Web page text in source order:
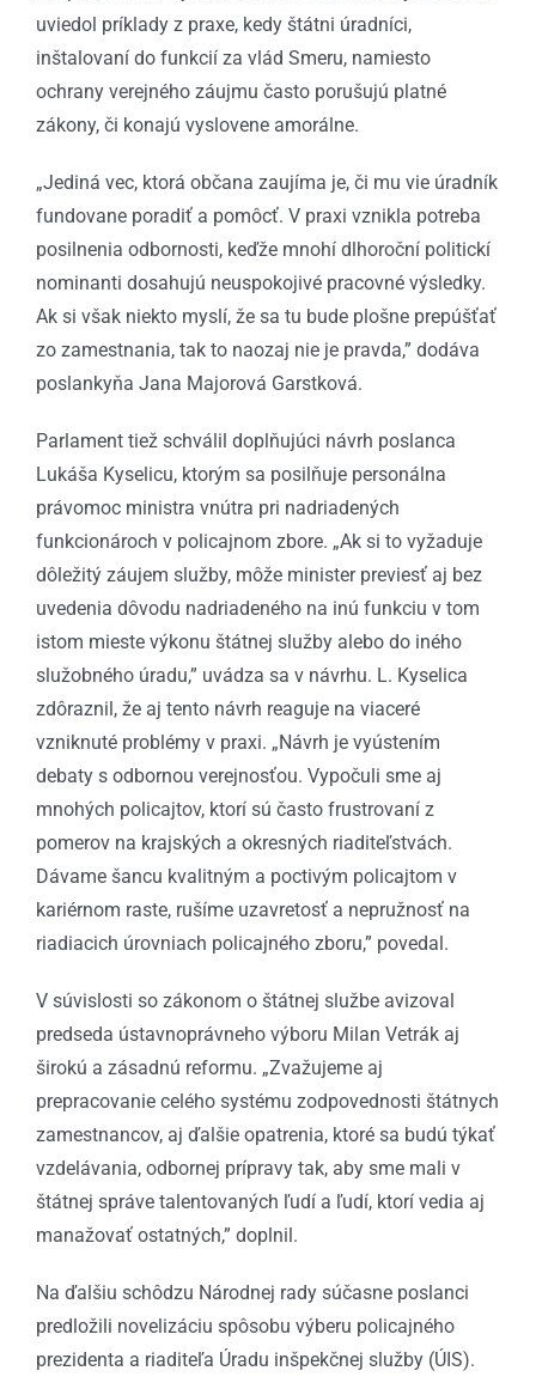
uviedol príklady z praxe, kedy štátni úradníci,
inštalovaní do funkcií za vlád Smeru, namiesto
ochrany verejného záujmu často porušujú platné
zákony, či konajú vyslovene amorálne.
„Jediná vec, ktorá občana zaujíma je, či mu vie úradník
fundovane poradiť a pomôcť. V praxi vznikla potreba
posilnenia odbornosti, keďže mnohí dlhoroční politickí
nominanti dosahujú neuspokojivé pracovné výsledky.
Ak si však niekto myslí, že sa tu bude plošne prepúšťať
zo zamestnania, tak to naozaj nie je pravda,” dodáva
poslankyňa Jana Majorová Garstková.
Parlament tiež schválil doplňujúci návrh poslanca
Lukáša Kyselicu, ktorým sa posilňuje personálna
právomoc ministra vnútra pri nadriadených
funkcionároch v policajnom zbore. „Ak si to vyžaduje
dôležitý záujem služby, môže minister previesť aj bez
uvedenia dôvodu nadriadeného na inú funkciu v tom
istom mieste výkonu štátnej služby alebo do iného
služobného úradu,” uvádza sa v návrhu. L. Kyselica
zdôraznil, že aj tento návrh reaguje na viaceré
vzniknuté problémy v praxi. „Návrh je vyústením
debaty s odbornou verejnosťou. Vypočuli sme aj
mnohých policajtov, ktorí sú často frustrovaní z
pomerov na krajských a okresných riaditeľstvách.
Dávame šancu kvalitným a poctivým policajtom v
kariérnom raste, rušíme uzavretosť a nepružnosť na
riadiacich úrovniach policajného zboru,” povedal.
V súvislosti so zákonom o štátnej službe avizoval
predseda ústavnoprávneho výboru Milan Vetrák aj
širokú a zásadnú reformu. „Zvažujeme aj
prepracovanie celého systému zodpovednosti štátnych
zamestnancov, aj ďalšie opatrenia, ktoré sa budú týkať
vzdelávania, odbornej prípravy tak, aby sme mali v
štátnej správe talentovaných ľudí a ľudí, ktorí vedia aj
manažovať ostatných,” doplnil.
Na ďalšiu schôdzu Národnej rady súčasne poslanci
predložili novelizáciu spôsobu výberu policajného
prezidenta a riaditeľa Úradu inšpekčnej služby (ÚIS).